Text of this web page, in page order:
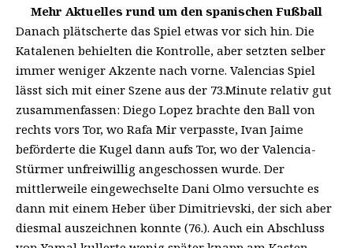
Mehr Aktuelles rund um den spanischen Fußball
Danach plätscherte das Spiel etwas vor sich hin. Die
Katalenen behielten die Kontrolle, aber setzten selber
immer weniger Akzente nach vorne. Valencias Spiel
lässt sich mit einer Szene aus der 73.Minute relativ gut
zusammenfassen: Diego Lopez brachte den Ball von
rechts vors Tor, wo Rafa Mir verpasste, Ivan Jaime
beförderte die Kugel dann aufs Tor, wo der Valencia-
Stürmer unfreiwillig angeschossen wurde. Der
mittlerweile eingewechselte Dani Olmo versuchte es
dann mit einem Heber über Dimitrievski, der sich aber
diesmal auszeichnen konnte (76.). Auch ein Abschluss